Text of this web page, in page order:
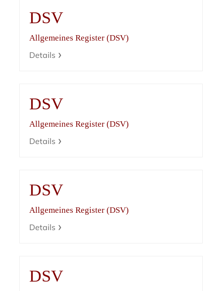
DSV
Allgemeines Register (DSV)
Details
DSV
Allgemeines Register (DSV)
Details
DSV
Allgemeines Register (DSV)
Details
DSV